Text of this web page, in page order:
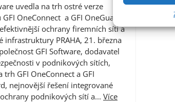
uvedla na trh ostré verze
OneConnect a GFI OneGuard
ochrany firemních sítí a
infrastruktury PRAHA, 21. března
GFI Software, dodavatel
v podnikových sítích,
trh GFI OneConnect a GFI
nejnovější řešení integrované
podnikových sítí a... Více